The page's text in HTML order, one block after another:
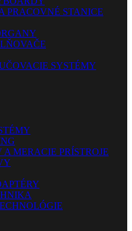
PRACOVNÉ STANICE
SYSTÉMY
MERACIE PRÍSTROJE